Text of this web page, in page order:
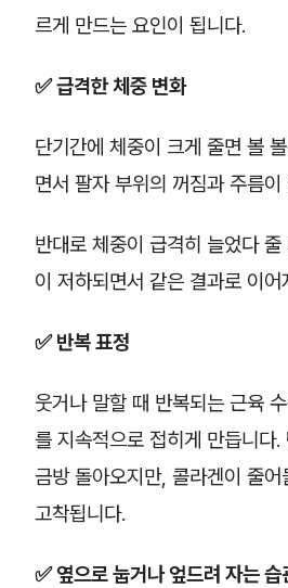
르게 만드는 요인이 됩니다.
✅ 급격한 체중 변화
단기간에 체중이 크게 줄면 볼
면서 팔자 부위의 꺼짐과 주름
반대로 체중이 급격히 늘었다
이 저하되면서 같은 결과로 이어
✅ 반복 표정
웃거나 말할 때 반복되는 근육
를 지속적으로 접히게 만듭니다
금방 돌아오지만, 콜라겐이 줄
고착됩니다.
✅ 옆으로 눕거나 엎드려 자는 습